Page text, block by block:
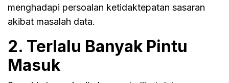
menghadapi persoalan ketidaktepatan sasaran
akibat masalah data.
2. Terlalu Banyak Pintu
Masuk